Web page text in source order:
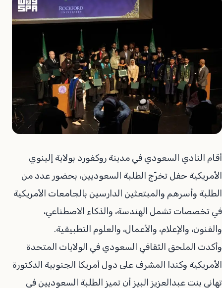
أقام النادي السعودي في مدينة روكفورد بولاية إلينوي
الأمريكية حفل تخرّج الطلبة السعوديين، بحضور عدد من
الطلبة وأسرهم والمبتعثين الدارسين بالجامعات الأمريكية
في تخصصات تشمل الهندسة، والذكاء الاصطناعي،
والفنون، والإعلام، والأعمال، والعلوم التطبيقية.
وأكدت الملحق الثقافي السعودي في الولايات المتحدة
الأمريكية وكندا المشرف على دول أمريكا الجنوبية الدكتورة
تهاني بنت عبدالعزيز البيز أن تميز الطلبة السعوديين في